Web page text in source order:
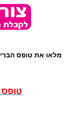
מלאו את טופס